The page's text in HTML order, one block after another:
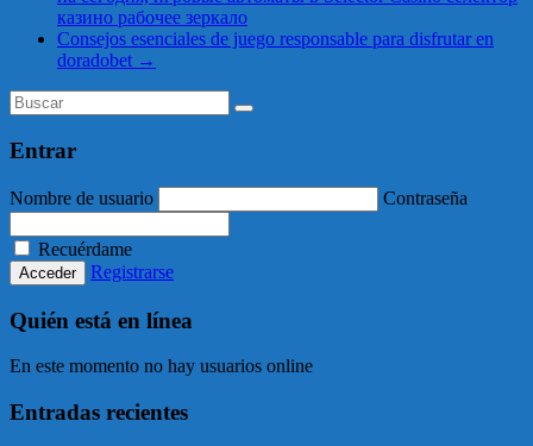
казино рабочее зеркало
Consejos esenciales de juego responsable para disfrutar en
doradobet →
Entrar
Nombre de usuario Contraseña
Recuérdame
Registrarse
Quién está en línea
En este momento no hay usuarios online
Entradas recientes